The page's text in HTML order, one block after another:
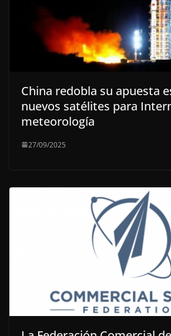
China redobla su apuesta
nuevos satélites para
meteorología
27/09/2025